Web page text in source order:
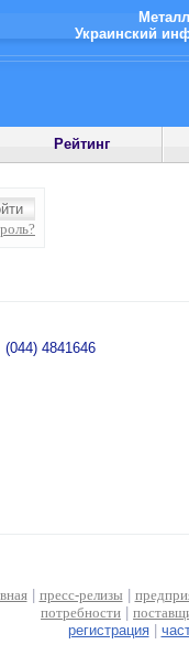
Украинский
Рейтинг
4841646
| пресс-релизы
потребности
регистрация|